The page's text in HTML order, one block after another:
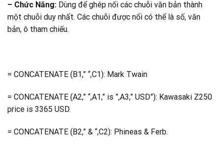
– Chức Năng: Dùng để ghép nối các chuỗi văn bản thành
một chuỗi duy nhất. Các chuỗi được nối có thể là số, văn
bản, ô tham chiếu.
= CONCATENATE (B1,” “,C1): Mark Twain
= CONCATENATE (A2,” “,A1,” is ”,A3,” USD”): Kawasaki Z250
price is 3365 USD.
= CONCATENATE (B2,” & “,C2): Phineas & Ferb.